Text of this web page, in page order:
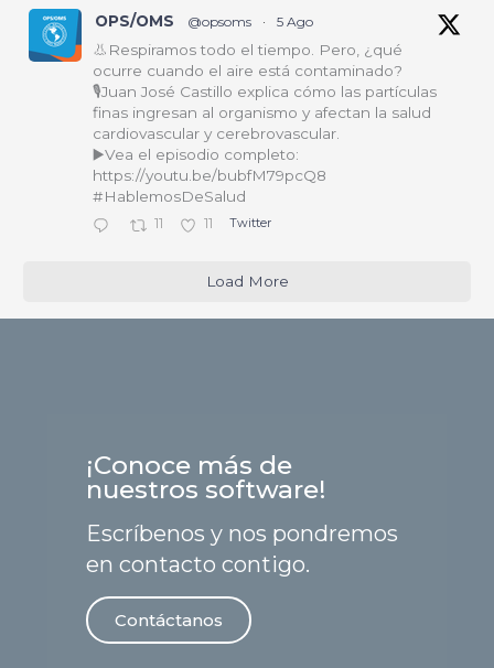
OPS/OMS @opsoms · 5 Ago
👃Respiramos todo el tiempo. Pero, ¿qué
ocurre cuando el aire está contaminado?
🎙️Juan José Castillo explica cómo las partículas
finas ingresan al organismo y afectan la salud
cardiovascular y cerebrovascular.
▶️Vea el episodio completo:
https://youtu.be/bubfM79pcQ8
#HablemosDeSalud
11 11 Twitter
Load More
¡Conoce más de
nuestros software!
Escríbenos y nos pondremos
en contacto contigo.
Contáctanos